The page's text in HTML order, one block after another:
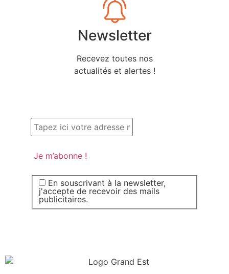
Newsletter
Recevez toutes nos
actualités et alertes !
En souscrivant à la newsletter,
j'accepte de recevoir des mails
publicitaires.